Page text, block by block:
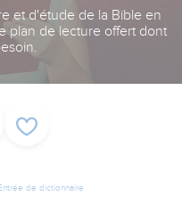
et d'étude de la Bible en
plan de lecture offert dont
de dictionnaire